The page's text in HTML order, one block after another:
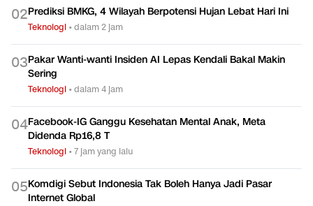
02Prediksi BMKG, 4 Wilayah Berpotensi Hujan Lebat Hari Ini
Teknologi •dalam 2 jam
03Pakar Wanti-wanti Insiden AI Lepas Kendali Bakal Makin
Sering
Teknologi •dalam 4 jam
04Facebook-IG Ganggu Kesehatan Mental Anak, Meta
Didenda Rp16,8 T
Teknologi •7 jam yang lalu
05Komdigi Sebut Indonesia Tak Boleh Hanya Jadi Pasar
Internet Global